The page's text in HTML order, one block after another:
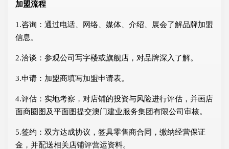
加盟流程
1.咨询：通过电话、网络、媒体、介绍、展会了解品牌加盟
信息。
2.洽谈：参观公司写字楼或旗舰店，对品牌深入了解。
3.申请：加盟商填写加盟申请表。
4.评估：实地考察，对店铺的投资与风险进行评估，并画店
面商圈图及平面图提交澳门建业服务集团有限公司审核。
5.签约：双方达成协议，签具零售商合同，缴纳经营保证
金，并配送相关店铺评营运资料。